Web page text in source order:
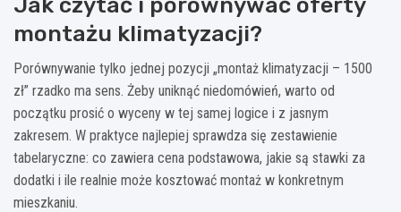
montażu klimatyzacji?
Porównywanie tylko jednej pozycji „montaż klimatyzacji – 1500
zł” rzadko ma sens. Żeby uniknąć niedomówień, warto od
początku prosić o wyceny w tej samej logice i z jasnym
zakresem. W praktyce najlepiej sprawdza się zestawienie
tabelaryczne: co zawiera cena podstawowa, jakie są stawki za
dodatki i ile realnie może kosztować montaż w konkretnym
mieszkaniu.